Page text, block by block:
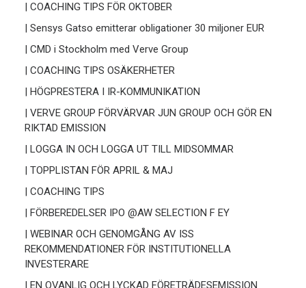
| COACHING TIPS FÖR OKTOBER
| Sensys Gatso emitterar obligationer 30 miljoner EUR
| CMD i Stockholm med Verve Group
| COACHING TIPS OSÄKERHETER
| HÖGPRESTERA I IR-KOMMUNIKATION
| VERVE GROUP FÖRVÄRVAR JUN GROUP OCH GÖR EN
RIKTAD EMISSION
| LOGGA IN OCH LOGGA UT TILL MIDSOMMAR
| TOPPLISTAN FÖR APRIL & MAJ
| COACHING TIPS
| FÖRBEREDELSER IPO @AW SELECTION F EY
| WEBINAR OCH GENOMGÅNG AV ISS
REKOMMENDATIONER FÖR INSTITUTIONELLA
INVESTERARE
| EN OVANLIG OCH LYCKAD FÖRETRÄDESEMISSION